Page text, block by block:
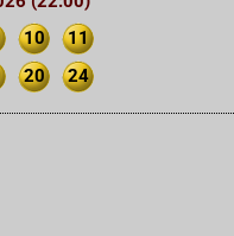
10
11
20 24